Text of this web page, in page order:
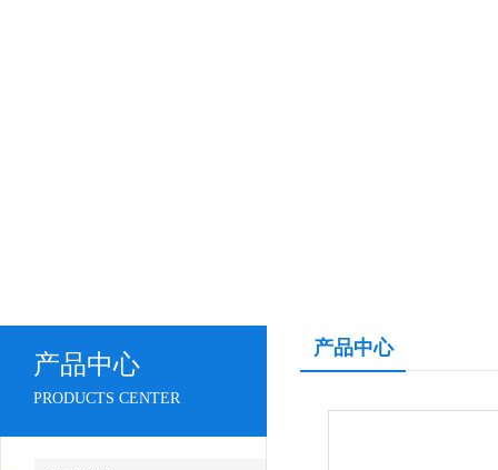
产品中心
PRODUCTS CENTER
产品中心